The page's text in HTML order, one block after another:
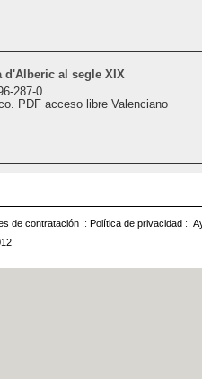
d'Alberic al segle XIX
287-0
PDF acceso libre Valenciano
de contratación :: Política de privacidad ::